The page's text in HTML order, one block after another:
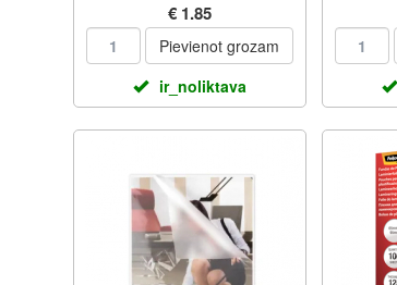
€ 1.85
Pievienot grozam
ir_noliktava